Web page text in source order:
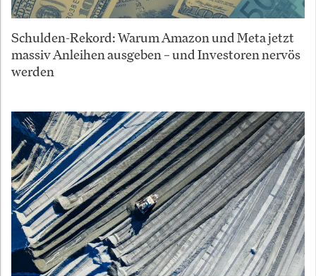
Schulden-Rekord: Warum Amazon und Meta jetzt
massiv Anleihen ausgeben – und Investoren nervös
werden